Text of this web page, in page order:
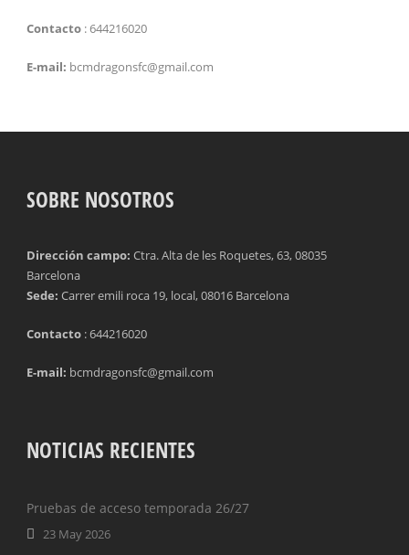
Contacto : 644216020
E-mail: bcmdragonsfc@gmail.com
SOBRE NOSOTROS
Dirección campo: Ctra. Alta de les Roquetes, 63, 08035
Barcelona
Sede: Carrer emili roca 19, local, 08016 Barcelona
Contacto : 644216020
E-mail: bcmdragonsfc@gmail.com
NOTICIAS RECIENTES
Pruebas de acceso temporada 26/27
23 May 2026